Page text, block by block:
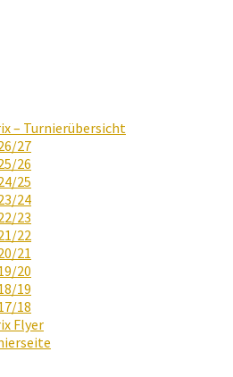
– Turnierübersicht
27
26
25
24
23
22
21
20
19
18
Flyer